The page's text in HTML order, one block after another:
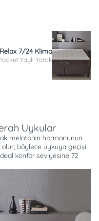
Relax 7/24 Klima
Yaylı Yatak
Uykular
melatonin hormonunun
böylece uykuya geçişi
konfor seviyesine 72